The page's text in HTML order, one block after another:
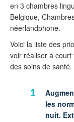
en 3 chambres
Belgique,
néerlandphone.
Voici la liste des
voir réaliser à
des soins de santé.
les
nuit.